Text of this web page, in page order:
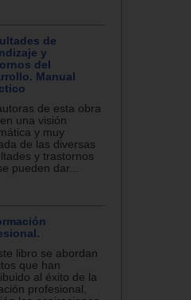
de
y
del
Manual
de esta obra
una visión
y muy
de las diversas
y trastornos
pueden dar...
libro se abordan
que han
al éxito de la
profesional,